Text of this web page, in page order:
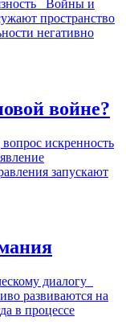
Войны и
пространство
негативно
войне?
искренность
запускают
диалогу
развиваются на
в процессе